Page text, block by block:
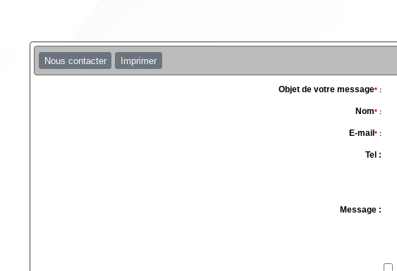
Nous contacter Imprimer
Objet de votre message*:
Nom*:
E-mail *:
Tel :
Message :